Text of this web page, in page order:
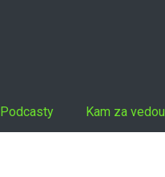
Podcasty Kam za vedou